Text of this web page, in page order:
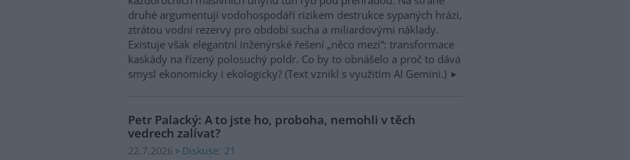
druhé argumentují vodohospodáři rizikem destrukce sypaných hrází,
ztrátou vodní rezervy pro období sucha a miliardovými náklady.
Existuje však elegantní inženýrské řešení „něco mezi“: transformace
kaskády na řízený polosuchý poldr. Co by to obnášelo a proč to dává
smysl ekonomicky i ekologicky? (Text vznikl s využitím AI Gemini.)
Petr Palacký: A to jste ho, proboha, nemohli v těch
vedrech zalívat?
22.7.2026 Diskuse: 21